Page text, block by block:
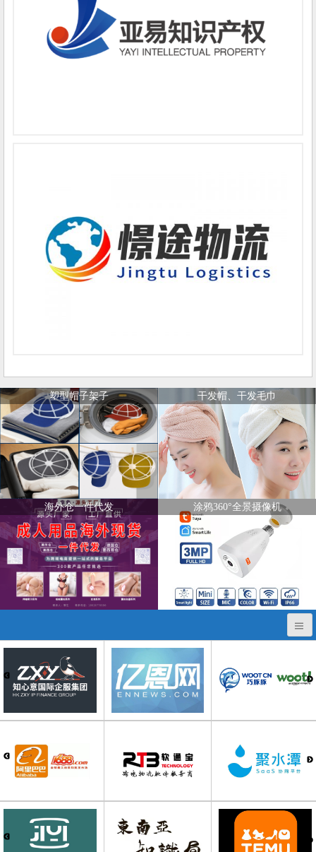
塑型帽子架子 干发帽、干发毛巾
海外仓一件代发 涂鸦360°全景摄像机